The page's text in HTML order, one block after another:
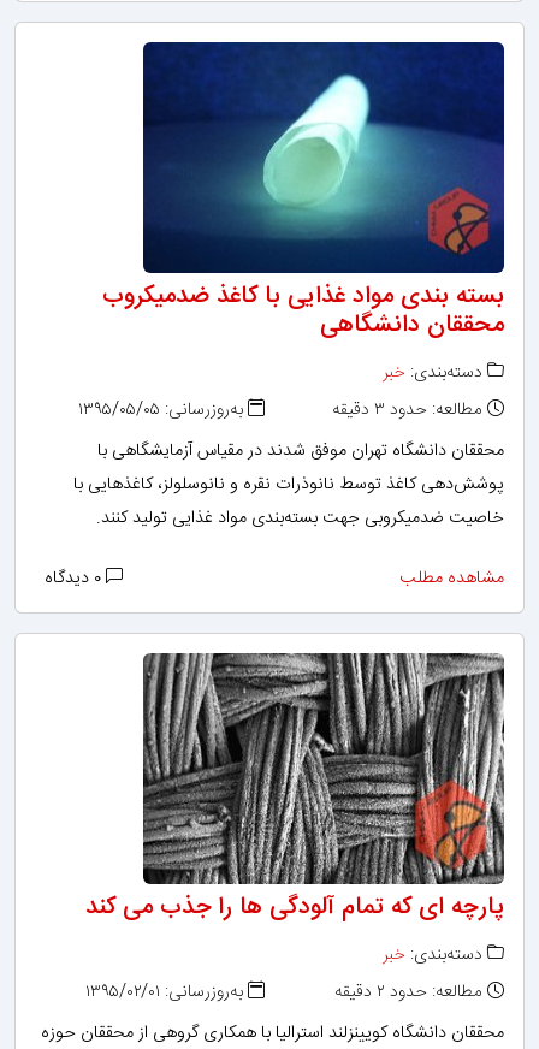
بسته بندی مواد غذایی با کاغذ ضدمیکروب
محققان دانشگاهی
دسته‌بندی: خبر
مطالعه: حدود ۳ دقیقه
به‌روزرسانی: ۱۳۹۵/۰۵/۰۵
محققان دانشگاه تهران موفق شدند در مقیاس آزمایشگاهی با
پوشش‌دهی کاغذ توسط نانوذرات نقره و نانوسلولز، کاغذهایی با
خاصیت ضدمیکروبی جهت بسته‌بندی مواد غذایی تولید کنند.
مشاهده مطلب
پارچه ای که تمام آلودگی ها را جذب می کند
دسته‌بندی: خبر
مطالعه: حدود ۲ دقیقه
به‌روزرسانی: ۱۳۹۵/۰۲/۰۱
محققان دانشگاه کویینزلند استرالیا با همکاری گروهی از محققان حوزه